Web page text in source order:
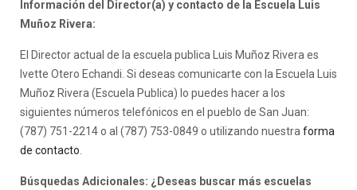
Información del Director(a) y contacto de la Escuela Luis
Muñoz Rivera:
El Director actual de la escuela publica Luis Muñoz Rivera es
Ivette Otero Echandi. Si deseas comunicarte con la Escuela Luis
Muñoz Rivera (Escuela Publica) lo puedes hacer a los
siguientes números telefónicos en el pueblo de San Juan:
(787) 751-2214 o al (787) 753-0849 o utilizando nuestra forma
de contacto
Búsquedas Adicionales: ¿Deseas buscar más escuelas